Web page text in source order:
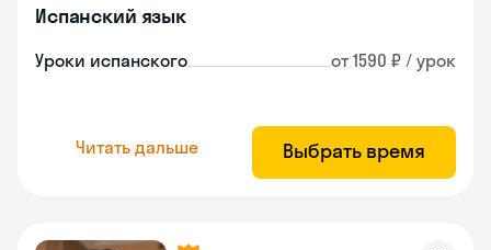
Испанский язык
Уроки испанского от 1590 ₽ / урок
Читать дальше Выбрать время